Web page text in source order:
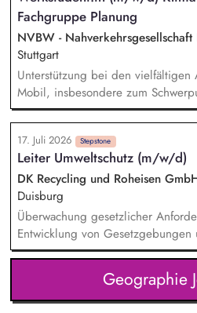
Sicherstellung der
wirtschaftlichen Angebotsqualität
Planung – von der Strategie bis in
Fahrplanung, einschließlich
Maßnahmen.
Fachgruppe Planung
NVBW -
Stuttgart
Unterstützung bei den vielfältigen
Mobil, insbesondere zum
Verkehrsplanung. Eigenständige
Durchführung von Teilprojekten.
Kommunikationsmaterialien sowie
weiterentwicklung. Unterstützung
Durchführung von Workshops und
(online und in Präsenz).
sowie Pflege von thematischen
Datenbanken.
17. Juli 2026 Stepstone
Leiter Umweltschutz (m/w/d)
DK Recycling und Roheisen
Duisburg
Überwachung gesetzlicher
Entwicklung von
Auswirkungen auf den Betrieb
Immissionsschutz-, Abfall- und
Betreuung der REACh
Weiterentwicklung interner
Geographie